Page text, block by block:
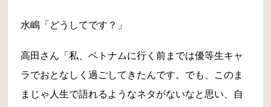
水嶋「どうしてです？」
高田さん「私、ベトナムに行く前までは優等生キャ
ラでおとなしく過ごしてきたんです。でも、このま
まじゃ人生で語れるようなネタがないなと思い、自